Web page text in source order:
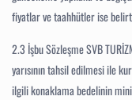
fiyatlar ve taahhütler ise
2.3 İşbu Sözleşme SVB
yarısınıntahsil edilmesi ile
ilgili konaklama bedelinin